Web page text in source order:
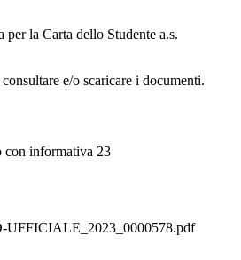
la Carta dello Studente a.s.
e/o scaricare i documenti.
con informativa 23
UFFICIALE_2023_0000578.pdf